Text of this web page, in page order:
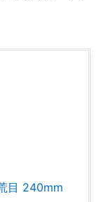
目 240mm